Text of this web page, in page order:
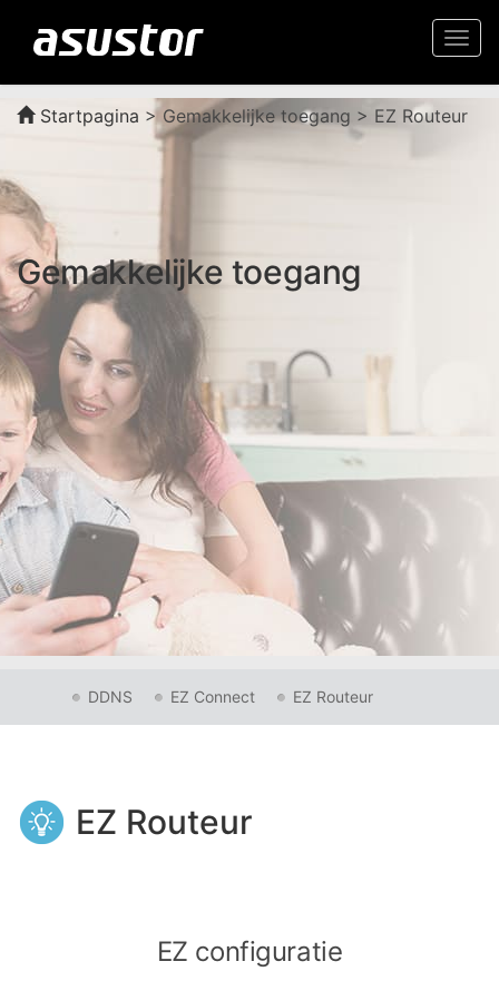
Startpagina > Gemakkelijke toegang > EZ Routeur
Gemakkelijke toegang
DDNS EZ Connect EZ Routeur
EZ Routeur
EZ configuratie